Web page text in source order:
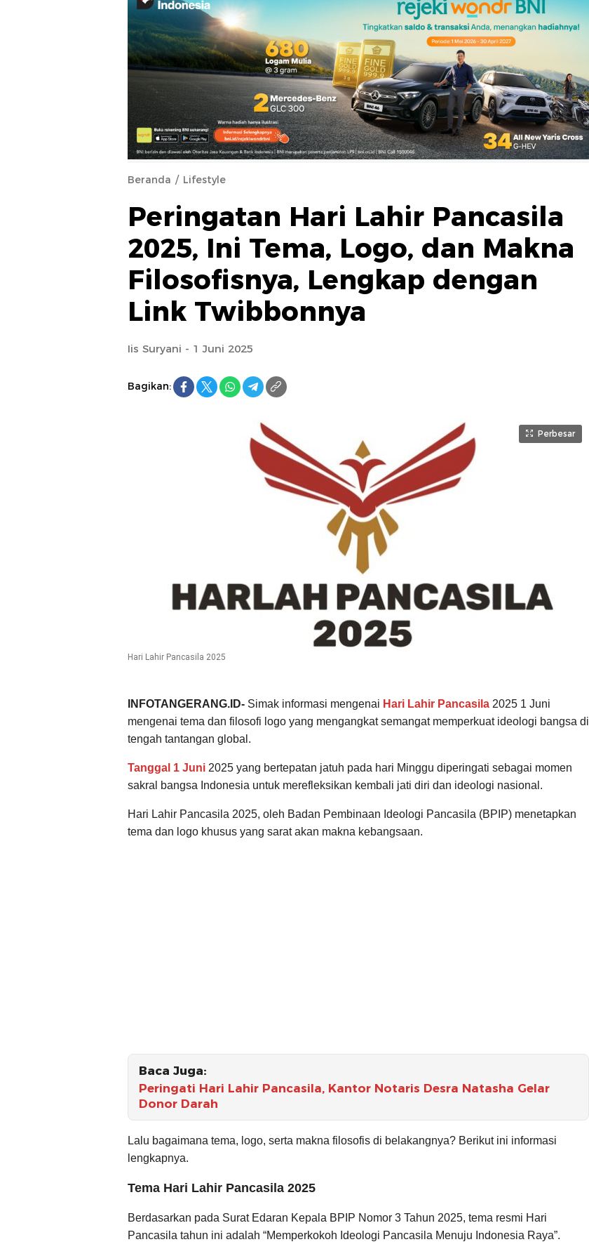
Beranda Lifestyle
Peringatan Hari Lahir Pancasila
2025, Ini Tema, Logo, dan Makna
Filosofisnya, Lengkap dengan
Link Twibbonnya
Iis Suryani - 1 Juni 2025
Bagikan:
Perbesar
Hari Lahir Pancasila 2025
INFOTANGERANG.ID- Simak informasi mengenai Hari Lahir Pancasila 2025 1 Juni
mengenai tema dan filosofi logo yang mengangkat semangat memperkuat ideologi bangsa di
tengah tantangan global.
Tanggal 1 Juni 2025 yang bertepatan jatuh pada hari Minggu diperingati sebagai momen
sakral bangsa Indonesia untuk merefleksikan kembali jati diri dan ideologi nasional.
Hari Lahir Pancasila 2025, oleh Badan Pembinaan Ideologi Pancasila (BPIP) menetapkan
tema dan logo khusus yang sarat akan makna kebangsaan.
Baca Juga:
Peringati Hari Lahir Pancasila, Kantor Notaris Desra Natasha Gelar
Donor Darah
Lalu bagaimana tema, logo, serta makna filosofis di belakangnya? Berikut ini informasi
lengkapnya.
Tema Hari Lahir Pancasila 2025
Berdasarkan pada Surat Edaran Kepala BPIP Nomor 3 Tahun 2025, tema resmi Hari
Pancasila tahun ini adalah “Memperkokoh Ideologi Pancasila Menuju Indonesia Raya”.